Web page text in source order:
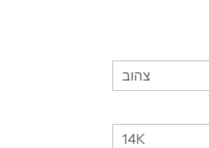
צהוב
14K